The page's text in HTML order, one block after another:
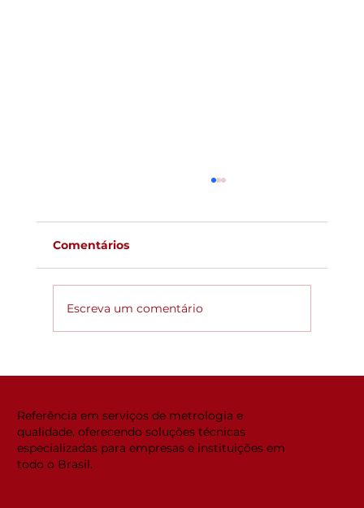
Comentários
Escreva um comentário
Referência em serviços de metrologia e
qualidade, oferecendo soluções técnicas
especializadas para empresas e instituições em
todo o Brasil.